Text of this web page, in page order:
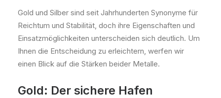
Gold und Silber sind seit Jahrhunderten Synonyme für
Reichtum und Stabilität, doch ihre Eigenschaften und
Einsatzmöglichkeiten unterscheiden sich deutlich. Um
Ihnen die Entscheidung zu erleichtern, werfen wir
einen Blick auf die Stärken beider Metalle.
Gold: Der sichere Hafen